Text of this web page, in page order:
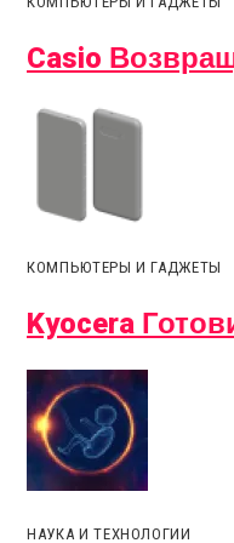
Casio
КОМПЬЮТЕРЫ И ГАДЖЕТЫ
Kyocera
НАУКА И ТЕХНОЛОГИИ